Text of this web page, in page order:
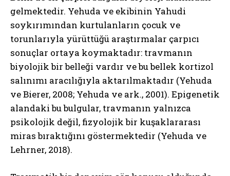
gelmektedir. Yehuda ve ekibinin Yahudi
soykırımından kurtulanların çocuk ve
torunlarıyla yürüttüğü araştırmalar çarpıcı
sonuçlar ortaya koymaktadır: travmanın
biyolojik bir belleği vardır ve bu bellek kortizol
salınımı aracılığıyla aktarılmaktadır (Yehuda
ve Bierer, 2008; Yehuda ve ark., 2001). Epigenetik
alandaki bu bulgular, travmanın yalnızca
psikolojik değil, fizyolojik bir kuşaklararası
miras bıraktığını göstermektedir (Yehuda ve
Lehrner, 2018).